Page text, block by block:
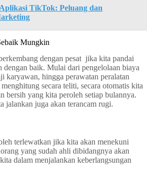
TikTok: Peluang dan
Mungkin
dengan pesat jika kita pandai
dengan baik. Mulai dari pengelolaan biaya
karyawan, hingga perawatan peralatan
secara teliti, secara otomatis kita
bersih yang kita peroleh setiap bulannya.
jalankan juga akan terancam rugi.
terlewatkan jika kita akan menekuni
yang sudah ahli dibidangnya akan
dalam menjalankan keberlangsungan